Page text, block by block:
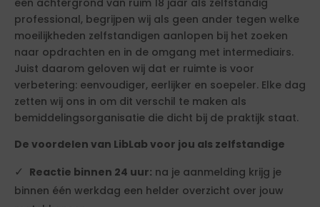
een achtergrond van ruim 18 jaar als zelfstandig
professional, begrijpen wij als geen ander tegen welke
moeilijkheden zelfstandigen aanlopen bij het zoeken
naar opdrachten en in de omgang met intermediairs.
Juist daarom geloven wij dat er ruimte is voor
verbetering: eenvoudiger, eerlijker en soepeler. Elke dag
zetten wij ons in om dit verschil te maken als
bemiddelingsorganisatie die dicht bij de praktijk staat.
De voordelen van LibLab voor jou als zelfstandige
Reactie binnen 24 uur: na je aanmelding krijg je
binnen één werkdag een helder overzicht over jouw